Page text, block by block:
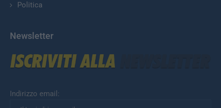
Politica
Newsletter
Indirizzo email: